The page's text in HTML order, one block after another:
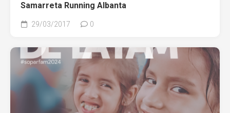
Samarreta Running Albanta
29/03/2017 0